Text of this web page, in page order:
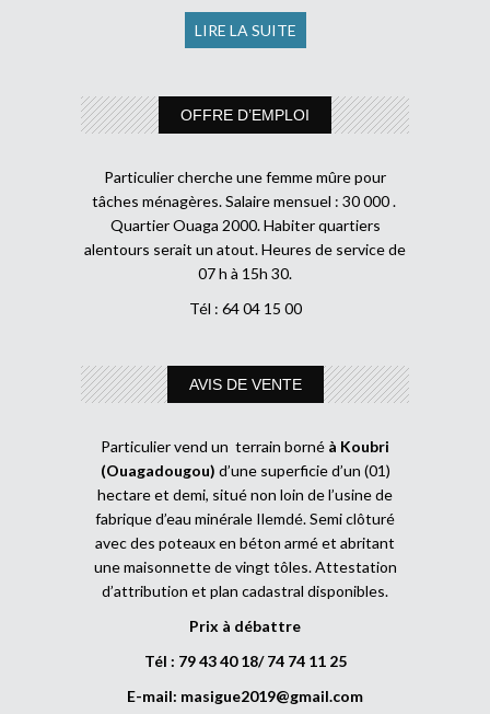
LIRE LA SUITE
OFFRE D’EMPLOI
Particulier cherche une femme mûre pour
tâches ménagères. Salaire mensuel : 30 000 .
Quartier Ouaga 2000. Habiter quartiers
alentours serait un atout. Heures de service de
07 h à 15h 30.
Tél : 64 04 15 00
AVIS DE VENTE
Particulier vend un terrain borné à Koubri
(Ouagadougou) d’une superficie d’un (01)
hectare et demi, situé non loin de l’usine de
fabrique d’eau minérale Ilemdé. Semi clôturé
avec des poteaux en béton armé et abritant
une maisonnette de vingt tôles. Attestation
d’attribution et plan cadastral disponibles.
Prix à débattre
Tél : 79 43 40 18/ 74 74 11 25
E-mail: masigue2019@gmail.com